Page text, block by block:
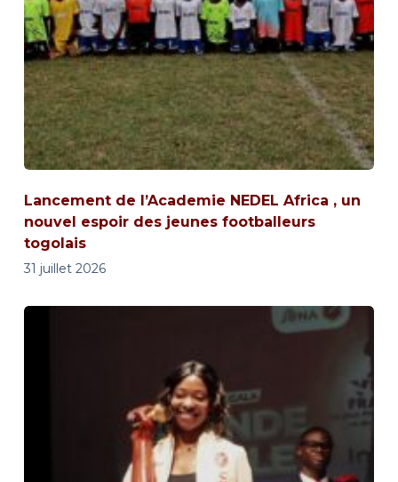
Lancement de l’Academie NEDEL Africa , un
nouvel espoir des jeunes footballeurs
togolais
31 juillet 2026